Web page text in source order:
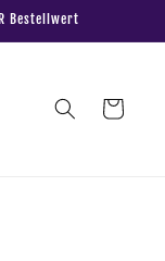
Bestellwert
Warenkorb